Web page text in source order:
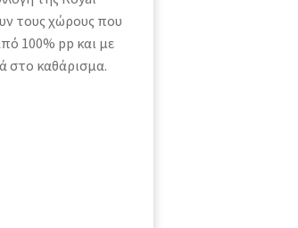
τους χώρους που
100% pp και με
στο καθάρισμα.